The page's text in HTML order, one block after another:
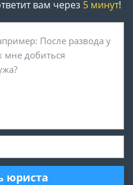
вам через 5 минут!
юриста